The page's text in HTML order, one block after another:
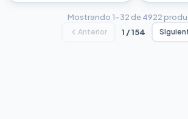
Mostrando 1–32 de 4922
Anterior 1 / 154